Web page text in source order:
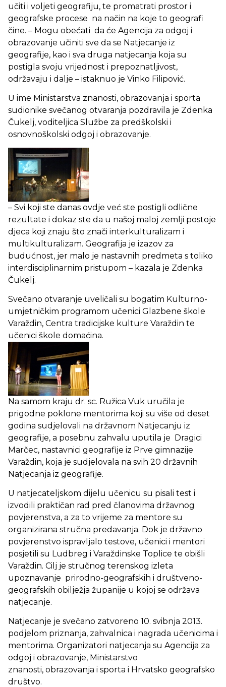
učiti i voljeti geografiju, te promatrati prostor i
geografske procese na način na koje to geografi
čine. – Mogu obećati da će Agencija za odgoj i
obrazovanje učiniti sve da se Natjecanje iz
geografije, kao i sva druga natjecanja koja su
postigla svoju vrijednost i prepoznatljivost,
održavaju i dalje – istaknuo je Vinko Filipović.
U ime Ministarstva znanosti, obrazovanja i sporta
sudionike svečanog otvaranja pozdravila je Zdenka
Čukelj, voditeljica Službe za predškolski i
osnovnoškolski odgoj i obrazovanje.
– Svi koji ste danas ovdje već ste postigli odlične
rezultate i dokaz ste da u našoj maloj zemlji postoje
djeca koji znaju što znači interkulturalizam i
multikulturalizam. Geografija je izazov za
budućnost, jer malo je nastavnih predmeta s toliko
interdisciplinarnim pristupom – kazala je Zdenka
Čukelj.
Svečano otvaranje uveličali su bogatim Kulturno-
umjetničkim programom učenici Glazbene škole
Varaždin, Centra tradicijske kulture Varaždin te
učenici škole domaćina.
Na samom kraju dr. sc. Ružica Vuk uručila je
prigodne poklone mentorima koji su više od deset
godina sudjelovali na državnom Natjecanju iz
geografije, a posebnu zahvalu uputila je Dragici
Marčec, nastavnici geografije iz Prve gimnazije
Varaždin, koja je sudjelovala na svih 20 državnih
Natjecanja iz geografije.
U natjecateljskom dijelu učenicu su pisali test i
izvodili praktičan rad pred članovima državnog
povjerenstva, a za to vrijeme za mentore su
organizirana stručna predavanja. Dok je državno
povjerenstvo ispravljalo testove, učenici i mentori
posjetili su Ludbreg i Varaždinske Toplice te obišli
Varaždin. Cilj je stručnog terenskog izleta
upoznavanje prirodno-geografskih i društveno-
geografskih obilježja županije u kojoj se održava
natjecanje.
Natjecanje je svečano zatvoreno 10. svibnja 2013.
podjelom priznanja, zahvalnica i nagrada učenicima i
mentorima. Organizatori natjecanja su Agencija za
odgoj i obrazovanje, Ministarstvo
znanosti, obrazovanja i sporta i Hrvatsko geografsko
društvo.